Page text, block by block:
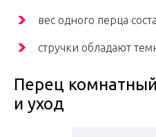
вес одного перца
стручки обладают
Перец
и уход